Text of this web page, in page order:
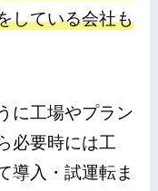
している会社も
に工場やプラン
必要時には工
導入・試運転ま